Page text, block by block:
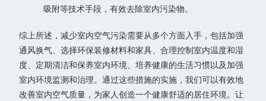
吸附等技术手段，有效去除室内污染物。
综上所述，减少室内空气污染需要从多个方面入手，包括加强
通风换气、选择环保装修材料和家具、合理控制室内温度和湿
度、定期清洁和保养室内环境、培养健康的生活习惯以及加强
室内环境监测和治理。通过这些措施的实施，我们可以有效地
改善室内空气质量，为家人创造一个健康舒适的居住环境。让